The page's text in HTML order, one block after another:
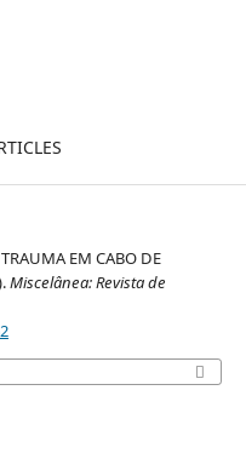
EM CABO DE
Miscelânea: Revista de